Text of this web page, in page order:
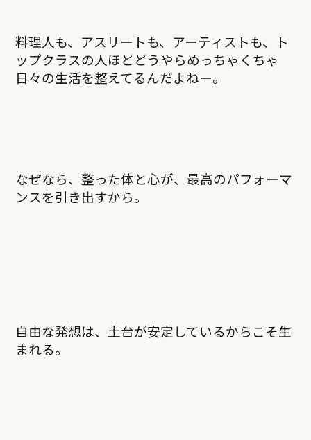
料理人も、アスリートも、アーティストも、ト
ップクラスの人ほどどうやらめっちゃくちゃ
日々の生活を整えてるんだよねー。
なぜなら、整った体と心が、最高のパフォーマ
ンスを引き出すから。
自由な発想は、土台が安定しているからこそ生
まれる。